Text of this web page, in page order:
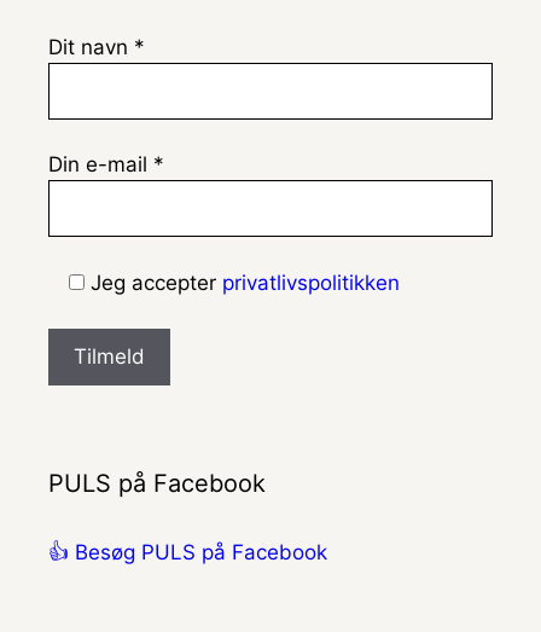
Dit navn *
Din e-mail *
Jeg accepter privatlivspolitikken
PULS på Facebook
👍 Besøg PULS på Facebook